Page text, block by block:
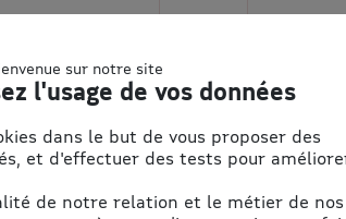
sur notre site
l'usage de vos données
dans le but de vous proposer des
et d'effectuer des tests pour
de notre relation et le métier de nos